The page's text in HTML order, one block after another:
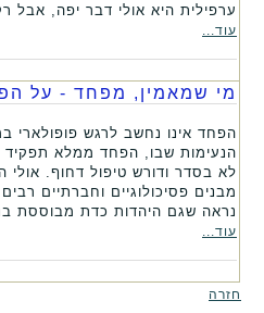
ערפילית היא אולי דבר יפה, אבל
עוד...
מי שמאמין, מפחד - על
הפחד אינו נחשב לרגש פופולארי
הנעימות שבו, הפחד ממלא תפקיד
לא בסדר ודורש טיפול דחוף.
מבנים פסיכולוגיים וחברתיים
נראה שגם היהדות כדת מבוססת
עוד...
חזרה